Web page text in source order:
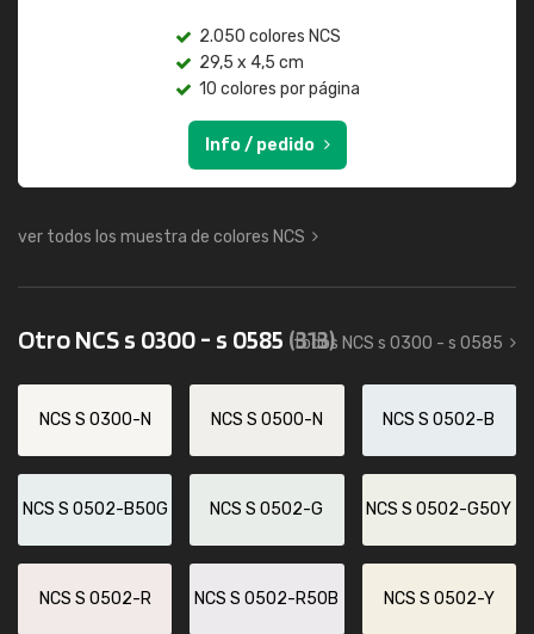
2.050 colores NCS
29,5 x 4,5 cm
10 colores por página
Info / pedido
ver todos los muestra de colores NCS
Otro NCS s 0300 - s 0585 (313)
todos NCS s 0300 - s 0585
NCS S 0300-N NCS S 0500-N NCS S 0502-B
NCS S 0502-B50G NCS S 0502-G NCS S 0502-G50Y
NCS S 0502-R NCS S 0502-R50B NCS S 0502-Y